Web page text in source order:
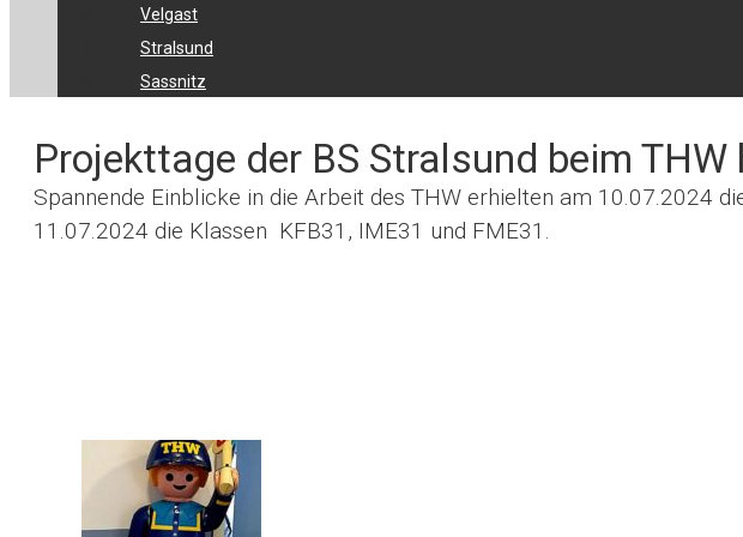
Velgast
Stralsund
Sassnitz
Projekttage der BS Stralsund beim THW
Spannende Einblicke in die Arbeit des THW erhielten am 10.07.2024
11.07.2024 die Klassen KFB31, IME31 und FME31.